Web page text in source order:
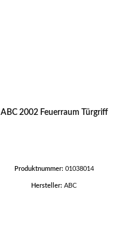
ABC 2002 Feuerraum Türgriff
Produktnummer: 01038014
Hersteller: ABC